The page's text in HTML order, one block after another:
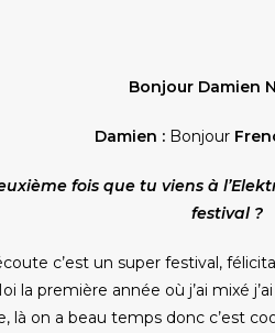
Bonjour Damien
Damien : Bonjour
fois que tu viens à
festival ?
c’est un super festival,
la première année où j’ai mixé
là on a beau temps donc c’est